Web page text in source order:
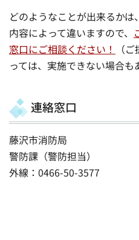
どのようなことが出来るか
内容によって違いますので、
窓口にご相談ください！
（
っては、実施できない場合も
連絡窓口
藤沢市消防局
警防課（警防担当）
外線：0466-50-3577